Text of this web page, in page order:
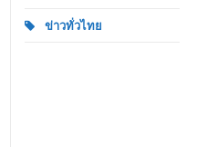
ข่าวทั่วไทย